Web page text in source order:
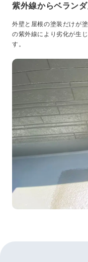
紫外線からベラン
外壁と屋根の塗装だけが
の紫外線により劣化が生
す。